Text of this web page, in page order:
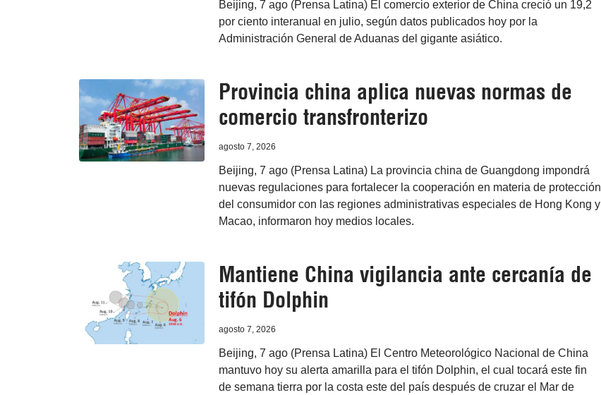
Beijing, 7 ago (Prensa Latina) El comercio exterior de China creció un 19,2
por ciento interanual en julio, según datos publicados hoy por la
Administración General de Aduanas del gigante asiático.
Provincia china aplica nuevas normas de
comercio transfronterizo
agosto 7, 2026
Beijing, 7 ago (Prensa Latina) La provincia china de Guangdong impondrá
nuevas regulaciones para fortalecer la cooperación en materia de protección
del consumidor con las regiones administrativas especiales de Hong Kong y
Macao, informaron hoy medios locales.
Mantiene China vigilancia ante cercanía de
tifón Dolphin
agosto 7, 2026
Beijing, 7 ago (Prensa Latina) El Centro Meteorológico Nacional de China
mantuvo hoy su alerta amarilla para el tifón Dolphin, el cual tocará este fin
de semana tierra por la costa este del país después de cruzar el Mar de